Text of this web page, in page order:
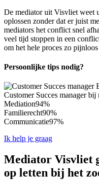
De mediator uit Visvliet weet
oplossen zonder dat er juist
mediators het conflict snel
veel tijd stoppen in een
om het hele proces zo
Persoonlijke tips nodig?
Customer Succes manager
Mediation94%
Familierecht90%
Communicatie97%
Ik help je graag
Mediator Visvliet
op letten bij het